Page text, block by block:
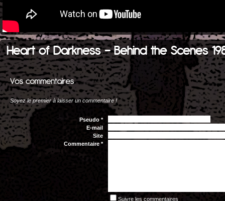
Heart of Darkness - Behind the Scenes
Soyez le premier à laisser un commentaire !
Pseudo *
E-mail
Site
Commentaire *
Suivre les commentaires